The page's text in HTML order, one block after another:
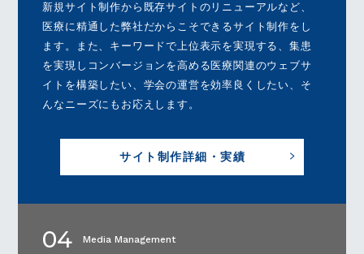
新規サイト制作から既存サイトのリニューアルなど、
医療に精通した弊社だからこそできるサイト制作をし
ます。また、キーワードで上位表示を実現する、集患
を実現しコンバージョンを高める医療関連のウェブサ
イトを構築したい、学会の運営を効率良くしたい、そ
んなニーズにもお応えします。
サイト制作詳細・実績
04 Media Management